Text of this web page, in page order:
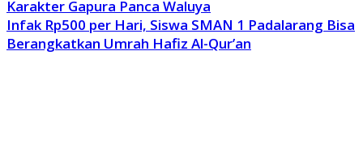
Karakter Gapura Panca Waluya
Infak Rp500 per Hari, Siswa SMAN 1 Padalarang Bisa
Berangkatkan Umrah Hafiz Al-Qur’an